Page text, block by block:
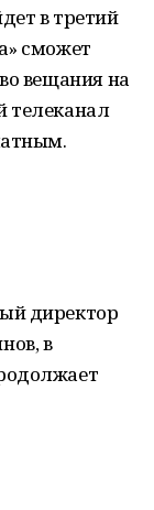
в третий
сможет
вещания на
телеканал
директор
в